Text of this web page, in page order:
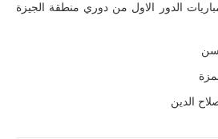
الدور الاول من دوري منطقة الجيزة
الدين